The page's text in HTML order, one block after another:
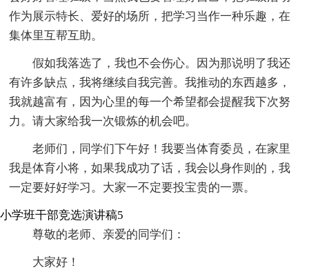
作为展示特长、爱好的场所，把学习当作一种乐趣，在
集体里互帮互助。
假如我落选了，我也不会伤心。因为那说明了我还
有许多缺点，我将继续自我完善。我推动的东西越多，
我就越富有，因为心里的每一个希望都会提醒我下次努
力。请大家给我一次锻炼的机会吧。
老师们，同学们下午好！我要当体育委员，在家里
我是体育小将，如果我成功了话，我会以身作则的，我
一定要好好学习。大家一不定要投宝贵的一票。
小学班干部竞选演讲稿5
尊敬的老师、亲爱的同学们：
大家好！